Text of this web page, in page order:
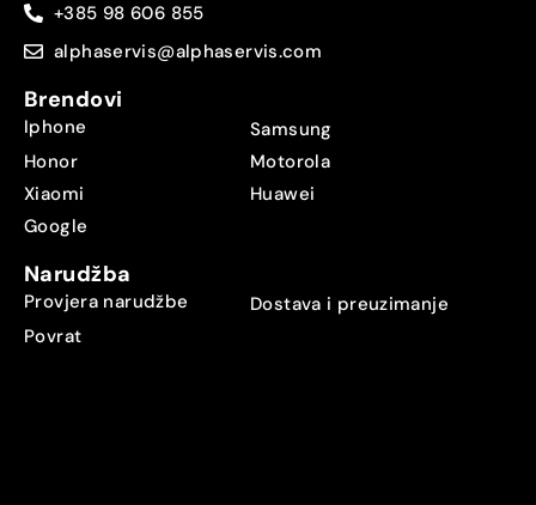
+385 98 606 855
alphaservis@alphaservis.com
Brendovi
Iphone
Samsung
Honor
Motorola
Xiaomi
Huawei
Google
Narudžba
Provjera narudžbe
Dostava i preuzimanje
Povrat